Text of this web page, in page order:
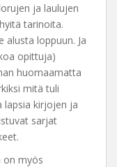
ja laulujen
tarinoita.
alusta loppuun. Ja
opittuja)
huomaamatta
mitä tuli
lapsia kirjojen ja
sarjat
on myös